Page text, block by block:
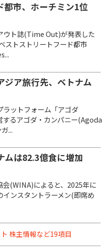
都市、ホーチミン1位
ウト誌(Time Out)が発表した
ストストリートフード都市
ジア旅行先、ベトナム
ットフォーム「アゴダ
るアゴダ・カンパニー(Agoda
...
ムは82.3億食に増加
(WINA)によると、2025年に
インスタントラーメン(即席め
株主情報など19項目